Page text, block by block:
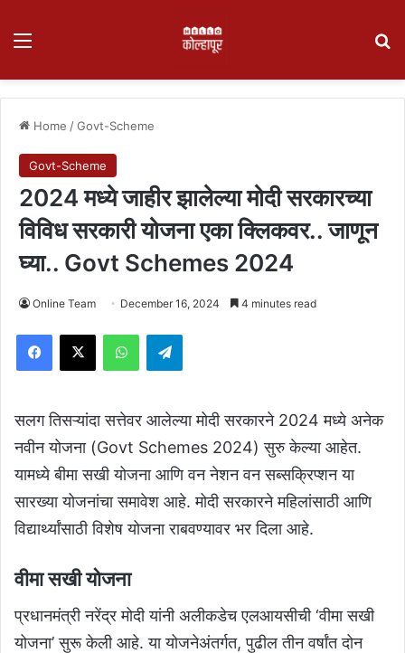
Menu
Home /Govt-Scheme
Govt-Scheme
2024 मध्ये जाहीर झालेल्या मोदी सरकारच्या
विविध सरकारी योजना एका क्लिकवर.. जाणून
घ्या.. Govt Schemes 2024
Online Team December 16, 2024 4 minutes read
Facebook
X WhatsAppTelegram
सलग तिसऱ्यांदा सत्तेवर आलेल्या मोदी सरकारने 2024 मध्ये अनेक
नवीन योजना (Govt Schemes 2024) सुरु केल्या आहेत.
यामध्ये बीमा सखी योजना आणि वन नेशन वन सब्सक्रिप्शन या
सारख्या योजनांचा समावेश आहे. मोदी सरकारने महिलांसाठी आणि
विद्यार्थ्यांसाठी विशेष योजना राबवण्यावर भर दिला आहे.
वीमा सखी योजना
प्रधानमंत्री नरेंद्र मोदी यांनी अलीकडेच एलआयसीची ‘वीमा सखी
योजना’ सुरू केली आहे. या योजनेअंतर्गत, पुढील तीन वर्षांत दोन